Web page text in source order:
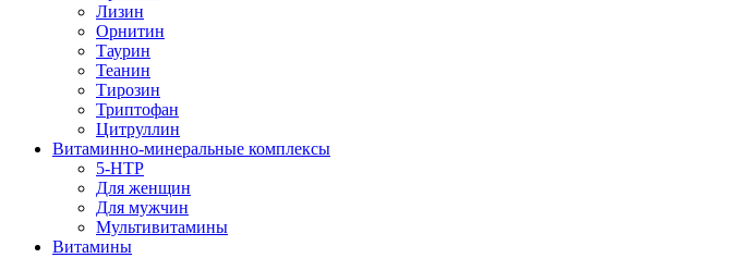
Лизин
Орнитин
Таурин
Теанин
Тирозин
Триптофан
Цитруллин
Витаминно-минеральные комплексы
5-HTP
Для женщин
Для мужчин
Мультивитамины
Витамины